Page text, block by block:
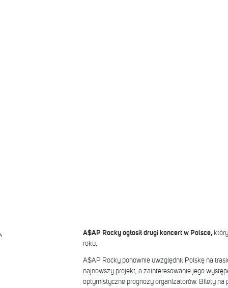
A$AP Rocky ogłosił drugi koncert w Polsce,który
roku.
A$AP Rocky ponownie uwzględnił Polskę na
najnowszy projekt, a zainteresowanie jego
optymistyczne prognozy organizatorów. Bilety na